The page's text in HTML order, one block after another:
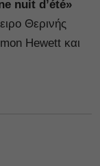
nuit d’été»
Θερινής
Hewett και